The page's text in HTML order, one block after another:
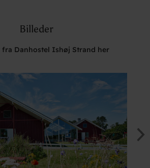
Billeder
fra Danhostel Ishøj Strand her